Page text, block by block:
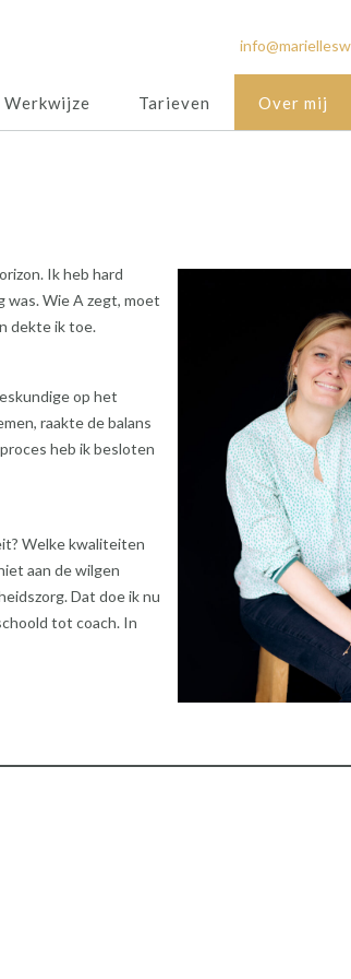
Werkwijze Tarieven Over mij
Ik heb hard
was. Wie A zegt, moet
dekte ik toe.
op het
raakte de balans
heb ik besloten
Welke kwaliteiten
aan de wilgen
Dat doe ik nu
tot coach. In